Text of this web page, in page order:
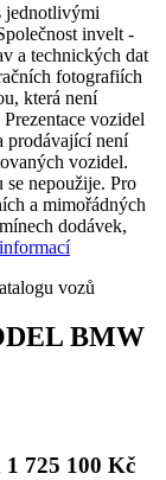
jednotlivými
invelt -
a technických dat
fotografiích
která není
vozidel
prodávající není
vozidel.
se nepoužije. Pro
a mimořádných
dodávek,
BMW
1 725 100 Kč